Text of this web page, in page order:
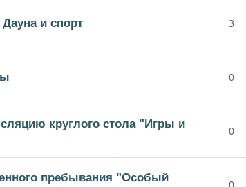
и спорт 3
0
круглого стола "Игры и
0
пребывания "Особый